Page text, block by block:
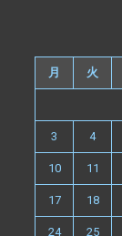
月 火
3 4
10 11
17 18
24 25